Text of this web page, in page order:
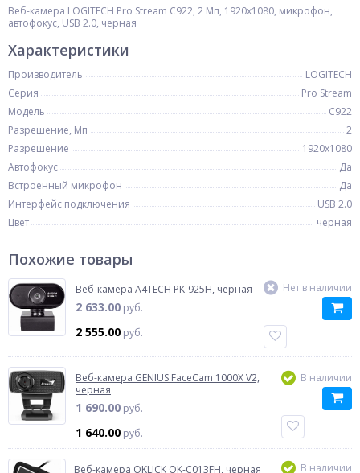
Веб-камера LOGITECH Pro Stream C922, 2 Мп, 1920x1080, микрофон,
автофокус, USB 2.0, черная
Характеристики
Производитель
LOGITECH
Серия
Pro Stream
Модель
C922
Разрешение, Мп
2
Разрешение
1920x1080
Автофокус
Да
Встроенный микрофон
Да
Интерфейс подключения
USB 2.0
Цвет
черная
Похожие товары
Веб-камера A4TECH PK-925H, черная
2 633.00 руб.
2 555.00 руб.
Нет в наличии
Веб-камера GENIUS FaceCam 1000X V2,
черная
1 690.00 руб.
1 640.00 руб.
В наличии
Веб-камера OKLICK OK-C013FH, черная В наличии